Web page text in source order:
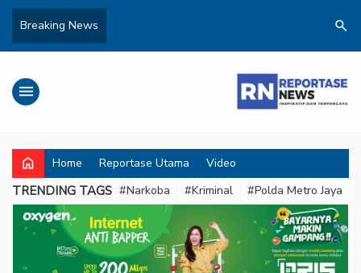
Breaking News search
menu
home Home Reportase Utama Video
TRENDING TAGS #Narkoba #Kriminal #Polda Metro Jaya